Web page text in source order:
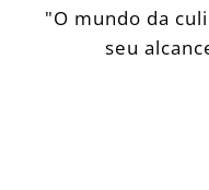
"O mundo da
seu